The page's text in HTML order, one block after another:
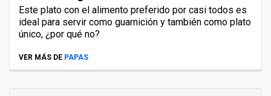
Este plato con el alimento preferido por casi todos es
ideal para servir como guarnición y también como plato
único, ¿por qué no?
VER MÁS DE PAPAS